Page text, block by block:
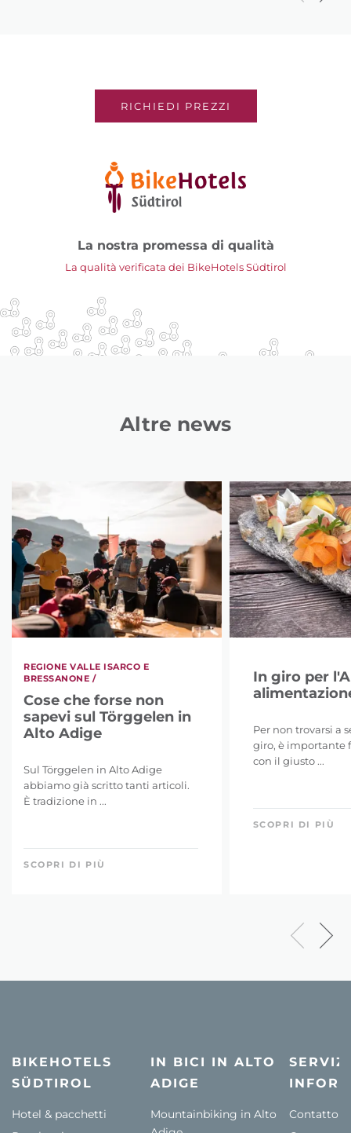
RICHIEDI PREZZI
La nostra promessa di qualità
La qualità verificata dei BikeHotels Südtirol
Altre news
REGIONE VALLE ISARCO E
BRESSANONE /
Cose che forse non
sapevi sul Törggelen in
Alto Adige
Sul Törggelen in Alto Adige
abbiamo già scritto tanti articoli.
È tradizione in ...
SCOPRI DI PIÙ
In giro per
Per non trovarsi a
giro, è importante
con il giusto ...
SCOPRI DI PIÙ
BIKEHOTELS
SÜDTIROL
Hotel & pacchetti
IN BICI IN ALTO
ADIGE
Mountainbiking in Alto
Contatto